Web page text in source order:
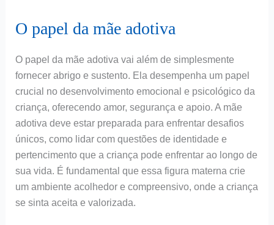
O papel da mãe adotiva
O papel da mãe adotiva vai além de simplesmente
fornecer abrigo e sustento. Ela desempenha um papel
crucial no desenvolvimento emocional e psicológico da
criança, oferecendo amor, segurança e apoio. A mãe
adotiva deve estar preparada para enfrentar desafios
únicos, como lidar com questões de identidade e
pertencimento que a criança pode enfrentar ao longo de
sua vida. É fundamental que essa figura materna crie
um ambiente acolhedor e compreensivo, onde a criança
se sinta aceita e valorizada.